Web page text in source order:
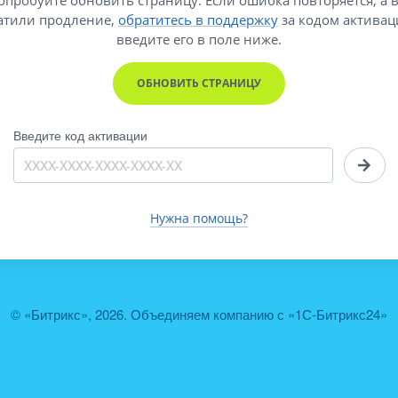
© «Битрикс», 2026. Объединяем компанию с «1С-Битрикс24»
продление, обратитесь в поддержку за кодом
введите его в поле ниже.
ОБНОВИТЬ СТРАНИЦУ
Введите код активации
Нужна помощь?